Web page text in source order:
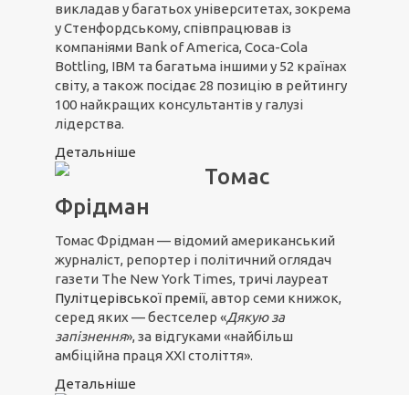
викладав у багатьох університетах, зокрема
у Стенфордському, співпрацював із
компаніями Bank of America, Coca-Cola
Bottling, IBM та багатьма іншими у 52 країнах
світу, а також посідає 28 позицію в рейтингу
100 найкращих консультантів у галузі
лідерства.
Детальніше
Томас
Фрідман
Томас Фрідман — відомий американський
журналіст, репортер і політичний оглядач
газети The New York Times, тричі лауреат
Пулітцерівської премії, автор семи книжок,
серед яких — бестселер «Дякую за
запізнення», за відгуками «найбільш
амбіційна праця ХХІ століття».
Детальніше